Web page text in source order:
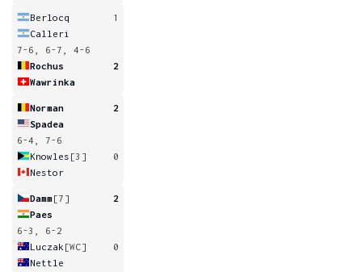
Berlocq
1
Calleri
7-6, 6-7, 4-6
Rochus
2
Wawrinka
Norman
2
Spadea
6-4, 7-6
Knowles [3]
0
Nestor
Damm[7]
2
Paes
6-3, 6-2
Luczak [WC]
0
Nettle